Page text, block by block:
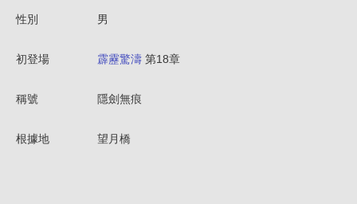
性別 男
初登場 霹靂驚濤 第18章
稱號 隱劍無痕
根據地 望月橋